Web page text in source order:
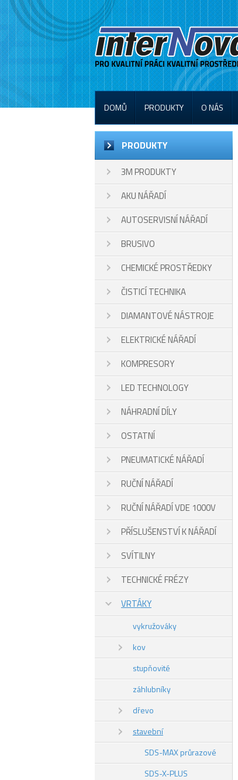
DOMŮ PRODUKTY O NÁS
PRODUKTY
3M PRODUKTY
AKU NÁŘADÍ
AUTOSERVISNÍ NÁŘADÍ
BRUSIVO
CHEMICKÉ PROSTŘEDKY
ČISTICÍ TECHNIKA
DIAMANTOVÉ NÁSTROJE
ELEKTRICKÉ NÁŘADÍ
KOMPRESORY
LED TECHNOLOGY
NÁHRADNÍ DÍLY
OSTATNÍ
PNEUMATICKÉ NÁŘADÍ
RUČNÍ NÁŘADÍ
RUČNÍ NÁŘADÍ VDE 1000V
PŘÍSLUŠENSTVÍ K NÁŘADÍ
SVÍTILNY
TECHNICKÉ FRÉZY
VRTÁKY
vykružováky
kov
stupňovité
záhlubníky
dřevo
stavební
SDS-MAX průrazové
SDS-X-PLUS